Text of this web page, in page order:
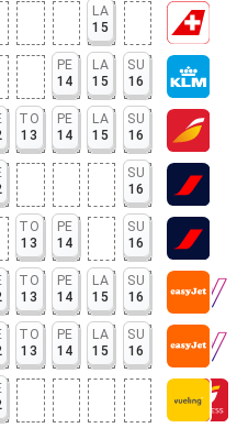
LA
15
PE
14
LA
15
SU
16
TO
13
PE
14
LA
15
SU
16
SU
16
TO
13
PE
14
SU
16
TO
13
PE
14
LA
15
SU
16
TO
13
PE
14
LA
15
SU
16